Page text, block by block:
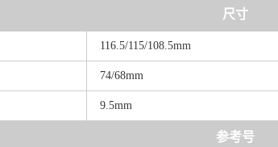
尺寸
116.5/115/108.5mm
74/68mm
9.5mm
参考号